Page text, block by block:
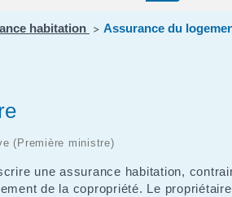
Agenda
habitation > Assurance du
(Première ministre)
une assurance habitation,
de la copropriété. Le